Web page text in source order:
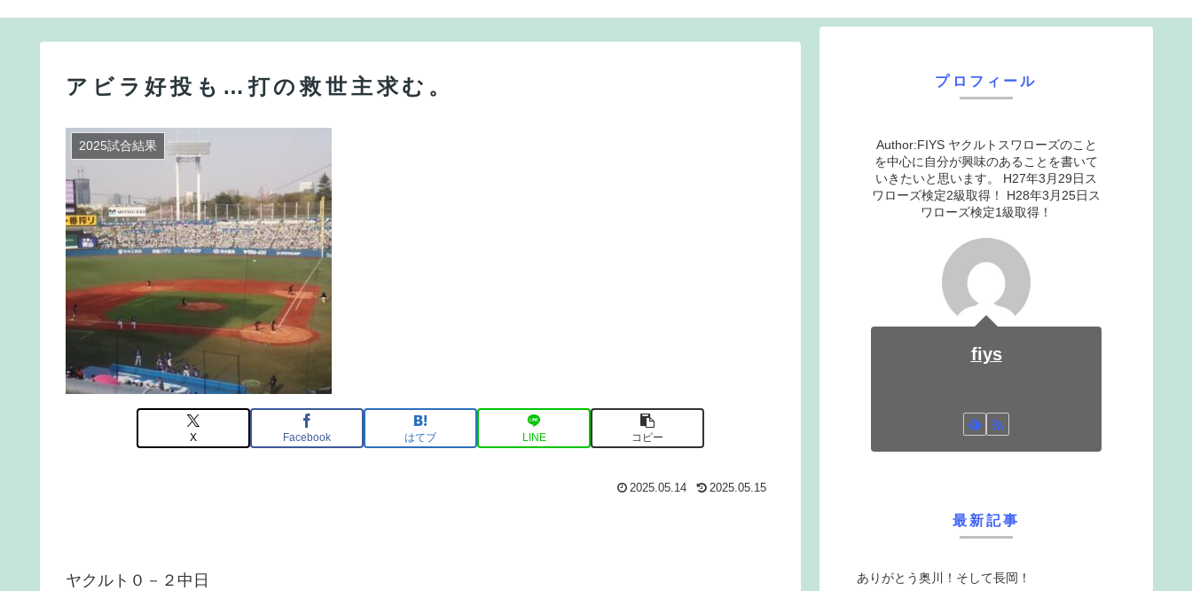
アビラ好投も…打の救世主求む。
2025試合結果
X Facebook はてブ LINE コピー
2025.05.14 2025.05.15
ヤクルト０－２中日
プロフィール
Author:FIYS ヤクルトスワローズのこと
を中心に自分が興味のあることを書いて
いきたいと思います。 H27年3月29日ス
ワローズ検定2級取得！ H28年3月25日ス
ワローズ検定1級取得！
fiys
最新記事
ありがとう奥川！そして長岡！